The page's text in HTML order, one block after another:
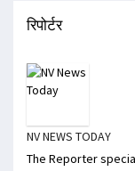
रिपोर्टर
NV NEWS TODAY
The Reporter